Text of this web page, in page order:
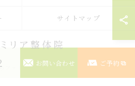
お問い合わせ ご予約
サイトマップ
ファミリア整体院 ALL RIGHTS RESERVED.